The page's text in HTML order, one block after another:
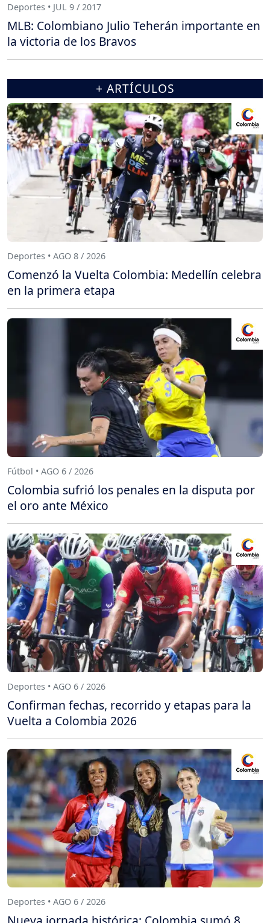
Deportes • JUL 9 / 2017
MLB: Colombiano Julio Teherán importante en
la victoria de los Bravos
+ ARTÍCULOS
Deportes • AGO 8 / 2026
Comenzó la Vuelta Colombia: Medellín celebra
en la primera etapa
Fútbol • AGO 6 / 2026
Colombia sufrió los penales en la disputa por
el oro ante México
Deportes • AGO 6 / 2026
Confirman fechas, recorrido y etapas para la
Vuelta a Colombia 2026
Deportes • AGO 6 / 2026